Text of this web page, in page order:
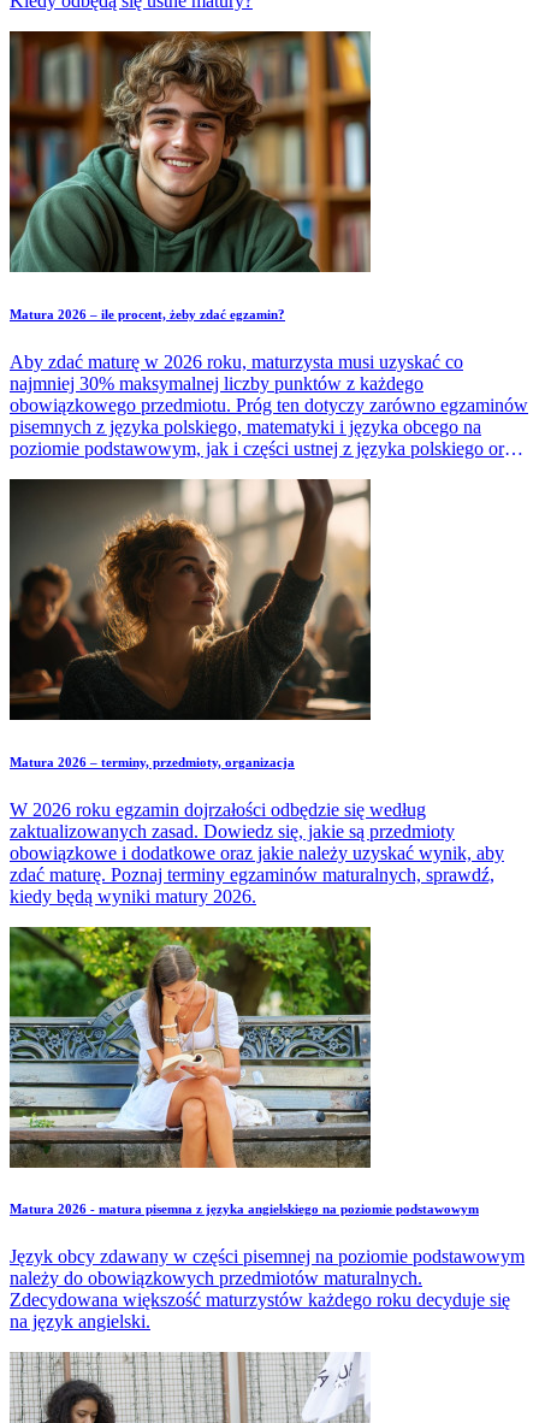
Matura 2026 – ile procent, żeby zdać egzamin?
Aby zdać maturę w 2026 roku, maturzysta musi uzyskać co
najmniej 30% maksymalnej liczby punktów z każdego
obowiązkowego przedmiotu. Próg ten dotyczy zarówno egzaminów
pisemnych z języka polskiego, matematyki i języka obcego na
poziomie podstawowym, jak i części ustnej z języka polskiego oraz
wystarczy do zdobycia świadectwa dojrzałości? Sprawdź, jakie
dodatkowe warunki trzeba spełnić, by pomyślnie zdać maturę 2026.
Matura 2026 – terminy, przedmioty, organizacja
W 2026 roku egzamin dojrzałości odbędzie się według
zaktualizowanych zasad. Dowiedz się, jakie są przedmioty
obowiązkowe i dodatkowe oraz jakie należy uzyskać wynik, aby
zdać maturę. Poznaj terminy egzaminów maturalnych, sprawdź,
kiedy będą wyniki matury 2026.
Matura 2026 - matura pisemna z języka angielskiego na poziomie podstawowym
Język obcy zdawany w części pisemnej na poziomie podstawowym
należy do obowiązkowych przedmiotów maturalnych.
Zdecydowana większość maturzystów każdego roku decyduje się
na język angielski.